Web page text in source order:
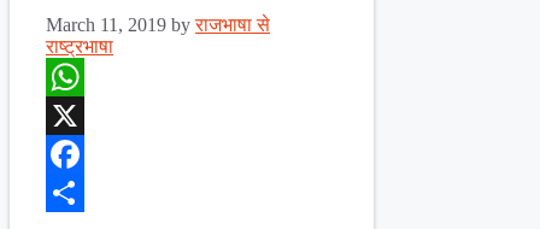
March 11, 2019 byराजभाषा से
राष्ट्रभाषा
WhatsApp
X
Facebook